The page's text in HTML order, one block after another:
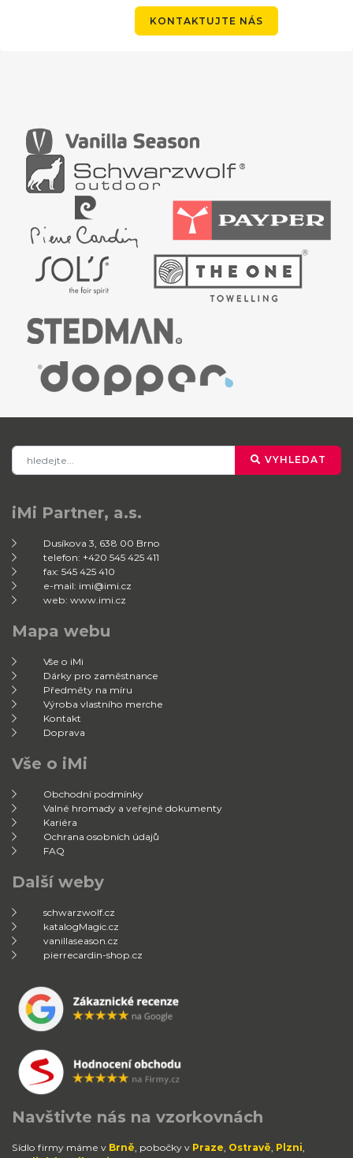
KONTAKTUJTE NÁS
VYHLEDAT
iMi Partner, a.s.
Dusíkova 3, 638 00 Brno
telefon: +420 545 425 411
fax: 545 425 410
e-mail: imi@imi.cz
web: www.imi.cz
Mapa webu
Vše o iMi
Dárky pro zaměstnance
Předměty na míru
Výroba vlastního merche
Kontakt
Doprava
Vše o iMi
Obchodní podmínky
Valné hromady a veřejné dokumenty
Kariéra
Ochrana osobních údajů
FAQ
Další weby
schwarzwolf.cz
katalogMagic.cz
vanillaseason.cz
pierrecardin-shop.cz
Navštivte nás na vzorkovnách
Sídlo firmy máme v Brně , pobočky v Praze Ostravě Plzni